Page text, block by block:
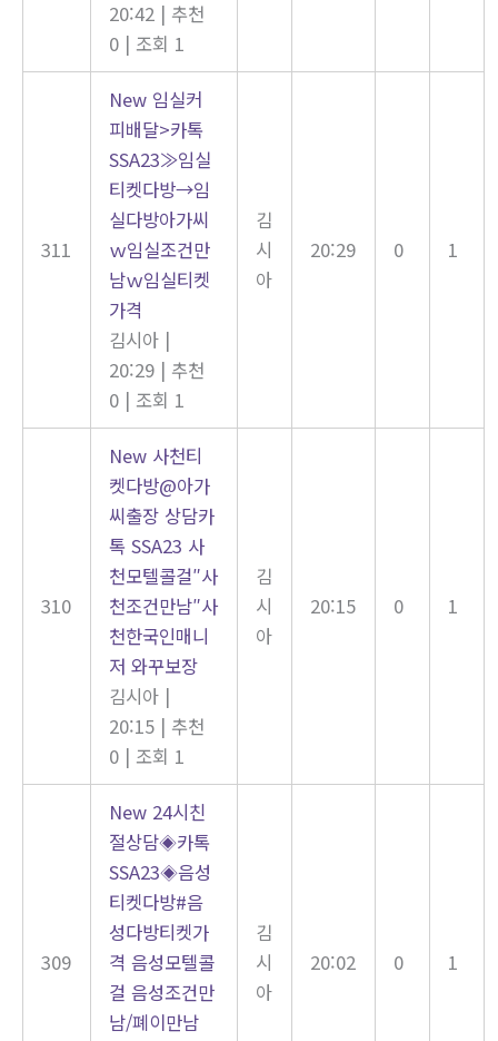
20:42 | 추천
0 | 조회 1
311
New 임실커
피배달>카톡
SSA23≫임실
티켓다방→임
실다방아가씨
ｗ임실조건만
남ｗ임실티켓
가격
김시아 |
20:29 | 추천
0 | 조회 1
김
시
아
20:29 0 1
310
New 사천티
켓다방@아가
씨출장 상담카
톡 SSA23 사
천모텔콜걸″사
천조건만남″사
천한국인매니
저 와꾸보장
김시아 |
20:15 | 추천
0 | 조회 1
김
시
아
20:15 0 1
309
New 24시친
절상담◈카톡
SSA23◈음성
티켓다방#음
성다방티켓가
격 음성모텔콜
걸 음성조건만
남/폐이만남
김
시
아
20:02 0 1